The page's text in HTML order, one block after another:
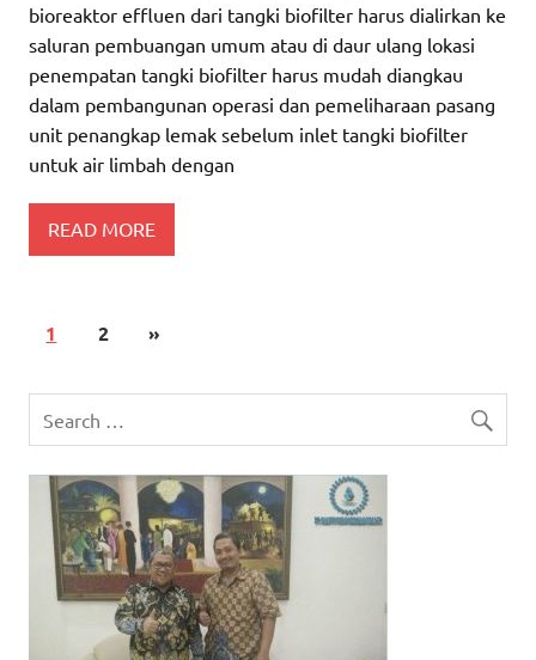
bioreaktor effluen dari tangki biofilter harus dialirkan ke
saluran pembuangan umum atau di daur ulang lokasi
penempatan tangki biofilter harus mudah diangkau
dalam pembangunan operasi dan pemeliharaan pasang
unit penangkap lemak sebelum inlet tangki biofilter
untuk air limbah dengan
READ MORE
1 2 »